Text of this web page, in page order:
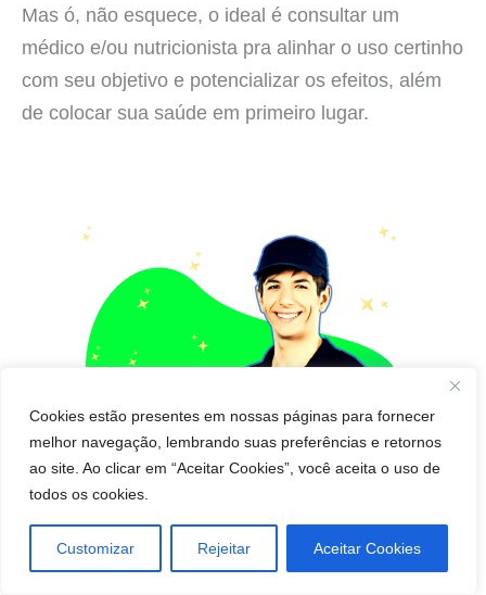
Cookies estão presentes em nossas páginas para fornecer
melhor navegação, lembrando suas preferências e retornos
ao site. Ao clicar em “Aceitar Cookies”, você aceita o uso de
todos os cookies.
Customizar Rejeitar Aceitar Cookies
Mas ó, não esquece, o ideal é consultar um
médico e/ou nutricionista pra alinhar o uso certinho
com seu objetivo e potencializar os efeitos, além
de colocar sua saúde em primeiro lugar.